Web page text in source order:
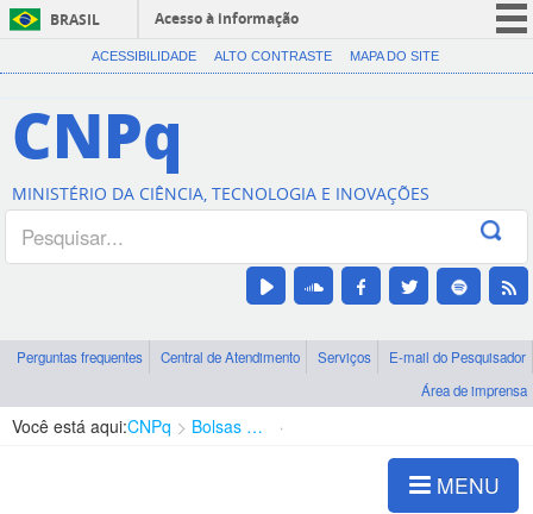
BRASIL
Acesso à informação
CORONAVÍRUS (COVID-19)
Canais
ACESSIBILIDADE ALTO CONTRASTE MAPA DO SITE
CNPq
MINISTÉRIO DA CIÊNCIA, TECNOLOGIA E INOVAÇÕES
Perguntas frequentes Central de Atendimento Serviços
E-mail do Pesquisador
Área de imprensa
Você está aqui:CNPq Bolsas e Auxílios Vigentes
MENU